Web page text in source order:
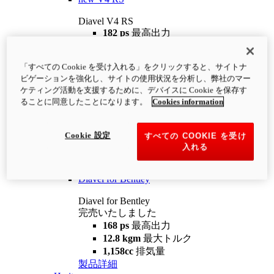
Diavel V4 RS
182 ps 最高出力
¥4,400,000 i
コンフィギュレーター 製品詳細
newV4 RS 100
12.2 kgm
最大トルク
装備重量（燃料を除く）
Diavel for Bentley
Diavel for Bentley
完売いたしました
168 ps 最高出力
12.8 kgm 最大トルク
1,158cc 排気量
製品詳細
「すべての Cookie を受け入れる」をクリックすると、サイトナ
ビゲーションを強化し、サイトの使用状況を分析し、弊社のマー
ケティング活動を支援するために、デバイスに Cookie を保存す
ることに同意したことになります。
Cookies information
すべての COOKIE を受け
入れる
Cookie 設定